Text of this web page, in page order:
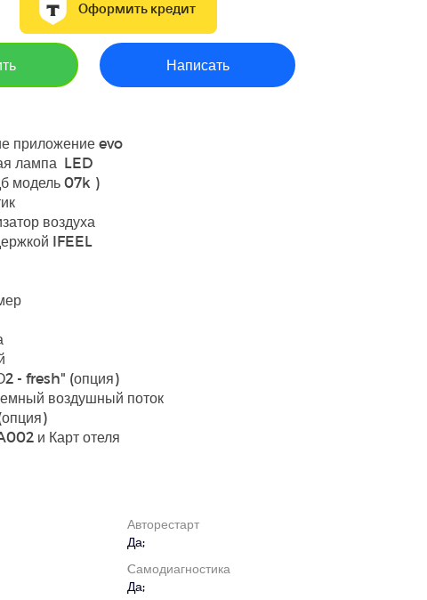
Оформить кредит
Написать
R32
приложение evo
лампа LED
(22 дб модель 07k )
пластик
воздуха
поддержкой IFEEL
сон
дисплей
"О2 - fresh" (опция)
воздушный поток
A002 и Карт отеля
Авторестарт
Да;
Cамодиагностика
Да;